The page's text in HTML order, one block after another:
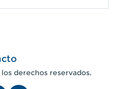
derechos reservados.